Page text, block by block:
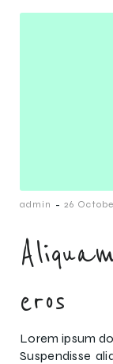
admin - 26
eros
Lorem ipsum
Suspendisse